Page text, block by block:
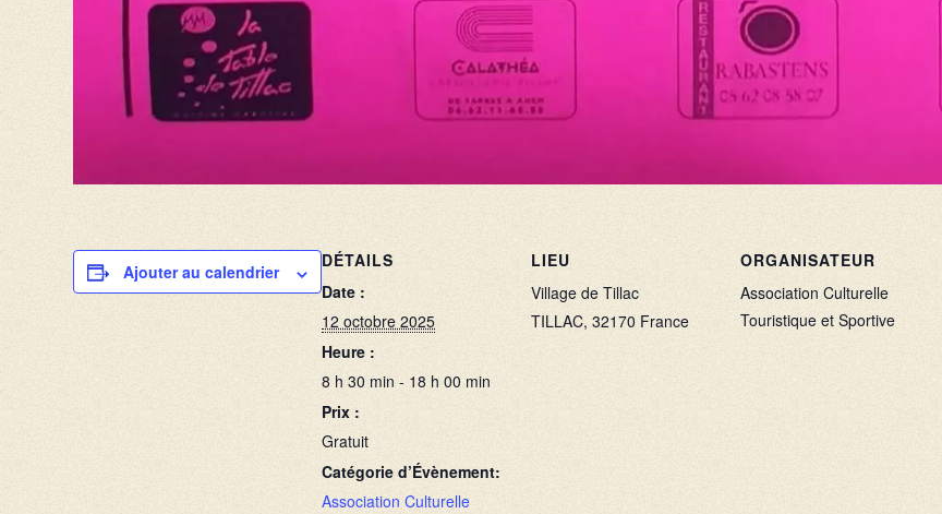
Ajouter au calendrier
DÉTAILS
Date :
12 octobre 2025
Heure :
8 h 30 min - 18 h 00 min
Prix :
Gratuit
Catégorie d’Évènement:
Association Culturelle
LIEU
Village de Tillac
TILLAC, 32170 France
ORGANISATEUR
Association Culturelle
Touristique et Sportive